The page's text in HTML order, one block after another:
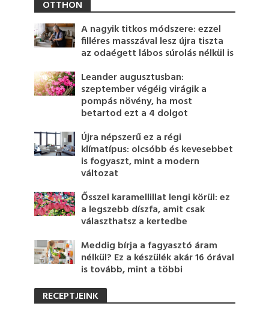
OTTHON
A nagyik titkos módszere: ezzel
filléres masszával lesz újra tiszta
az odaégett lábos súrolás nélkül is
Leander augusztusban:
szeptember végéig virágik a
pompás növény, ha most
betartod ezt a 4 dolgot
Újra népszerű ez a régi
klímatípus: olcsóbb és kevesebbet
is fogyaszt, mint a modern
változat
Ősszel karamellillat lengi körül: ez
a legszebb díszfa, amit csak
választhatsz a kertedbe
Meddig bírja a fagyasztó áram
nélkül? Ez a készülék akár 16 órával
is tovább, mint a többi
RECEPTJEINK